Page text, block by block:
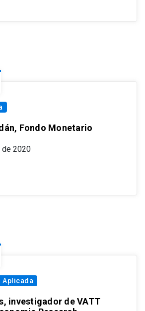
Fondo Monetario
de 2020
Aplicada
investigador de VATT